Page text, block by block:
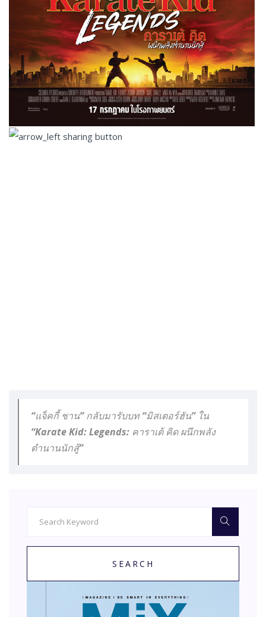
“แจ็คกี้ ชาน” กลับมารับบท “มิสเตอร์ฮัน” ใน
“Karate Kid: Legends: คาราเต้ คิด ผนึกพลัง
ตำนานนักสู้”
SEARCH